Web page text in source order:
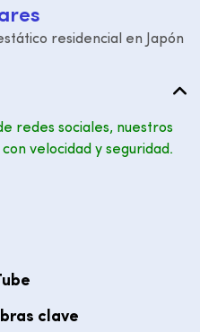
res
residencial en Japón
redes sociales, nuestros
velocidad y seguridad.
clave